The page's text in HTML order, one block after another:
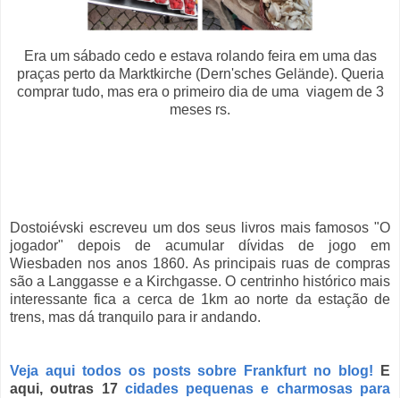
Era um sábado cedo e estava rolando feira em uma das
praças perto da Marktkirche (Dern'sches Gelände). Queria
comprar tudo, mas era o primeiro dia de uma viagem de 3
meses rs.
Dostoiévski escreveu um dos seus livros mais famosos "O
jogador" depois de acumular dívidas de jogo em
Wiesbaden nos anos 1860. As principais ruas de compras
são a Langgasse e a Kirchgasse. O centrinho histórico mais
interessante fica a cerca de 1km ao norte da estação de
trens, mas dá tranquilo para ir andando.
Veja aqui todos os posts sobre Frankfurt no blog! E
aqui, outras 17 cidades pequenas e charmosas para